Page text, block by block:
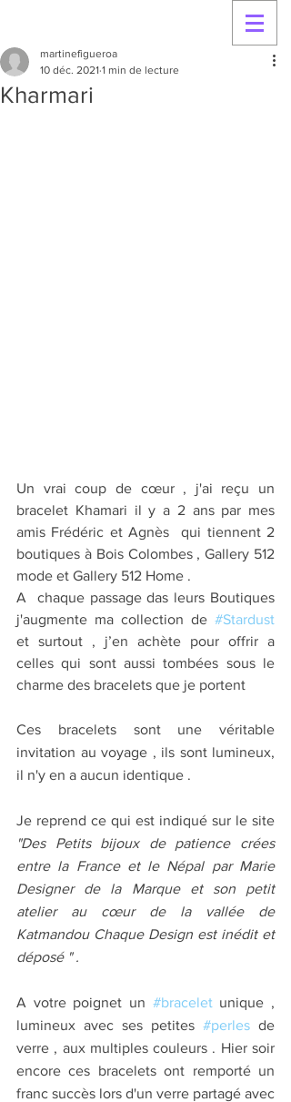
Kharmari
martinefigueroa
10 déc. 2021 1 min de lecture
Un vrai coup de cœur , j'ai reçu un
bracelet Khamari il y a 2 ans par mes
amis Frédéric et Agnès  qui tiennent 2
boutiques à Bois Colombes , Gallery 512
mode et Gallery 512 Home .
A  chaque passage das leurs Boutiques
j'augmente ma collection de #Stardust
et surtout , j’en achète pour offrir a
celles qui sont aussi tombées sous le
charme des bracelets que je portent
Ces bracelets sont une véritable
invitation au voyage , ils sont lumineux,
il n'y en a aucun identique .
"Des Petits bijoux de patience crées
entre la France et le Népal par Marie
Designer de la Marque et son petit
atelier au cœur de la vallée de
Katmandou Chaque Design est inédit et
déposé " .
A votre poignet un #bracelet unique ,
lumineux avec ses petites #perles de
verre , aux multiples couleurs . Hier soir
encore ces bracelets ont remporté un
franc succès lors d'un verre partagé avec